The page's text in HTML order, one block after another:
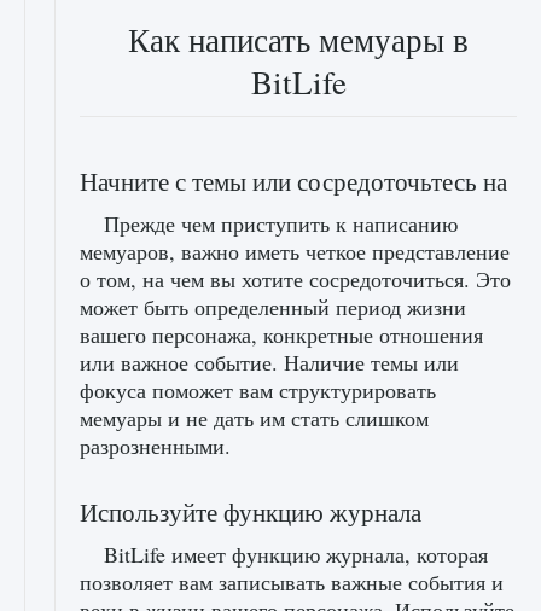
Как написать мемуары в
BitLife
Начните с темы или сосредоточьтесь на
Прежде чем приступить к написанию
мемуаров, важно иметь четкое представление
о том, на чем вы хотите сосредоточиться. Это
может быть определенный период жизни
вашего персонажа, конкретные отношения
или важное событие. Наличие темы или
фокуса поможет вам структурировать
мемуары и не дать им стать слишком
разрозненными.
Используйте функцию журнала
BitLife имеет функцию журнала, которая
позволяет вам записывать важные события и